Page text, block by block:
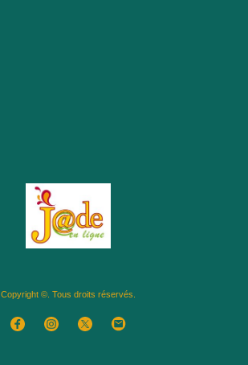
Copyright ©. Tous droits réservés.